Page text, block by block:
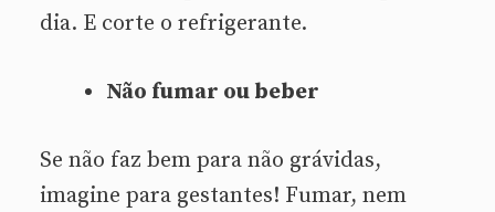
dia. E corte o refrigerante.
Não fumar ou beber
Se não faz bem para não grávidas,
imagine para gestantes! Fumar, nem